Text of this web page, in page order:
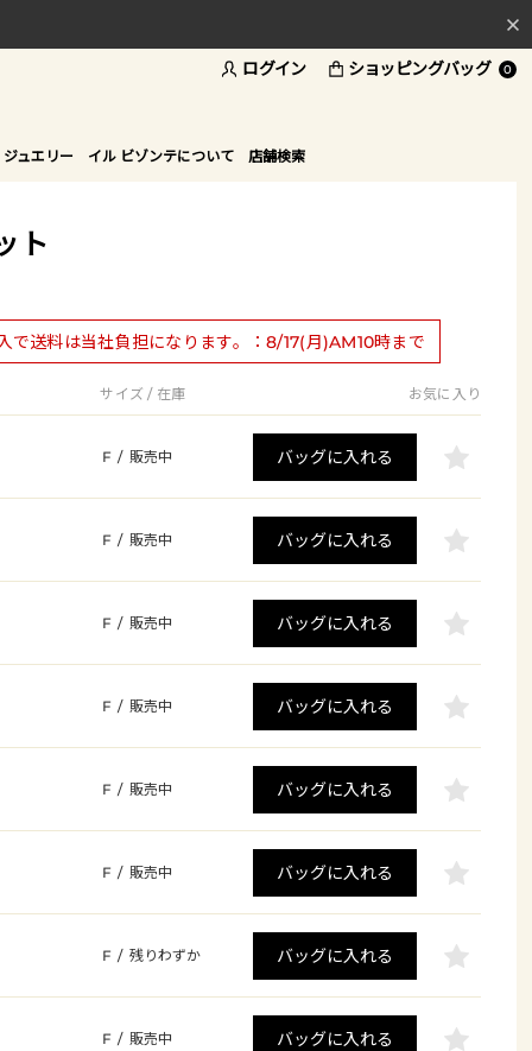
ログイン ショッピングバッグ 0
ュエリー イル ビゾンテについて 店舗検索
ト
で送料は当社負担になります。：8/17(月)AM10時まで
サイズ / 在庫 お気に入り
F / 販売中 バッグに入れる
F / 販売中 バッグに入れる
F / 販売中 バッグに入れる
F / 販売中 バッグに入れる
F / 販売中 バッグに入れる
F / 販売中 バッグに入れる
F / 残りわずか バッグに入れる
F / 販売中 バッグに入れる